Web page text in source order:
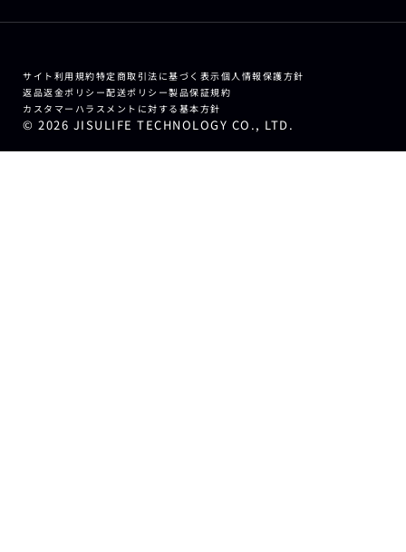
サイト利用規約特定商取引法に基づく表示個人情報保護方針
返品返金ポリシー配送ポリシー製品保証規約
カスタマーハラスメントに対する基本方針
© 2026 JISULIFE TECHNOLOGY CO., LTD.